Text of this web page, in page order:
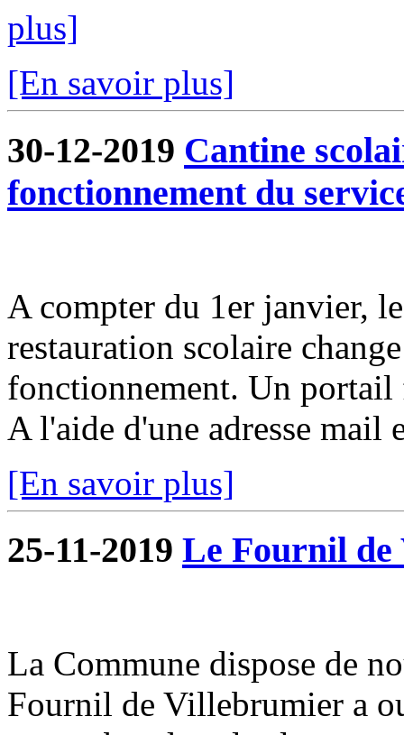
plus]
[En savoir plus]
30-12-2019 Cantine
fonctionnement du
A compter du 1er janvier,
restauration scolaire
fonctionnement. Un
A l'aide d'une adresse mail
[En savoir plus]
25-11-2019 Le Fournil de
La Commune dispose de
Fournil de Villebrumier a